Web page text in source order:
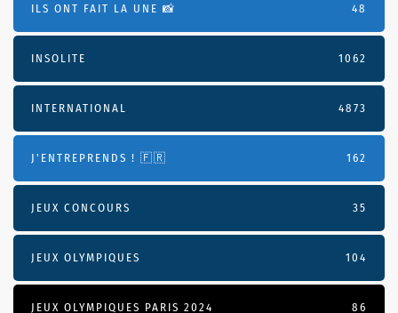
ILS ONT FAIT LA UNE 📸 48
INSOLITE 1062
INTERNATIONAL 4873
J'ENTREPRENDS ! 🇫🇷 162
JEUX CONCOURS 35
JEUX OLYMPIQUES 104
JEUX OLYMPIQUES PARIS 2024 86